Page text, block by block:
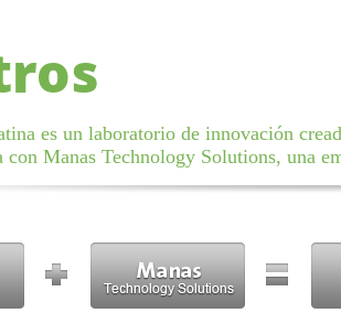
es un laboratorio de innovación
con Manas Technology Solutions, una